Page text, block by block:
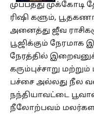
முப்பத்து முக்கோடி
ரிஷி களும்,
அனைத்து ஜீவ
பூஜிக்கும்
நேரத்தில்
கரும்புச்சாறு
பச்சை அல்லது நீல
நந்தியாவட்டை
நீலோற்பவம்